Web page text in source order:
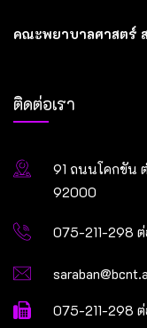
คณะพยาบาลศาสตร์
ติดต่อเรา
91 ถนนโคกขัน
92000
075-211-298
075-211-298